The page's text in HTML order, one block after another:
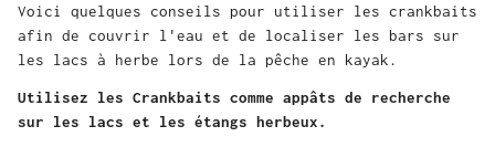
Voici quelques conseils pour utiliser les crankbaits
afin de couvrir l'eau et de localiser les bars sur
les lacs à herbe lors de la pêche en kayak.
Utilisez les Crankbaits comme appâts de recherche
sur les lacs et les étangs herbeux.